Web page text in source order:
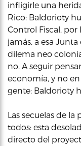
infligirle una
Rico: Baldorioty
Control Fiscal,
jamás, a esa
dilema neo
no. A seguir
economía, y no
gente: Baldorioty
Las secuelas de
todos: esta
directo del